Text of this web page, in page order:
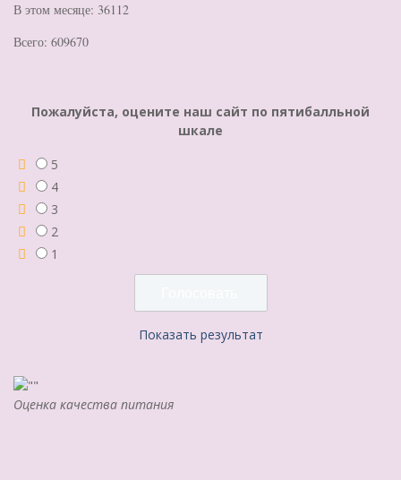
В этом месяце: 36112
Всего: 609670
Пожалуйста, оцените наш сайт по пятибалльной
шкале
5
4
3
2
1
Показать результат
Оценка качества питания